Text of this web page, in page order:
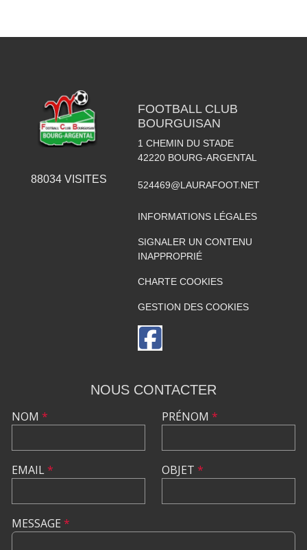
88034VISITES
FOOTBALL CLUB
BOURGUISAN
1 CHEMIN DU STADE
42220 BOURG-ARGENTAL
524469@LAURAFOOT.NET
INFORMATIONS LÉGALES
SIGNALER UN CONTENU
INAPPROPRIÉ
CHARTE COOKIES
GESTION DES COOKIES
NOUS CONTACTER
NOM *
EMAIL*
PRÉNOM *
OBJET *
MESSAGE *